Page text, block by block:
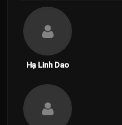
Hạ Linh Dao